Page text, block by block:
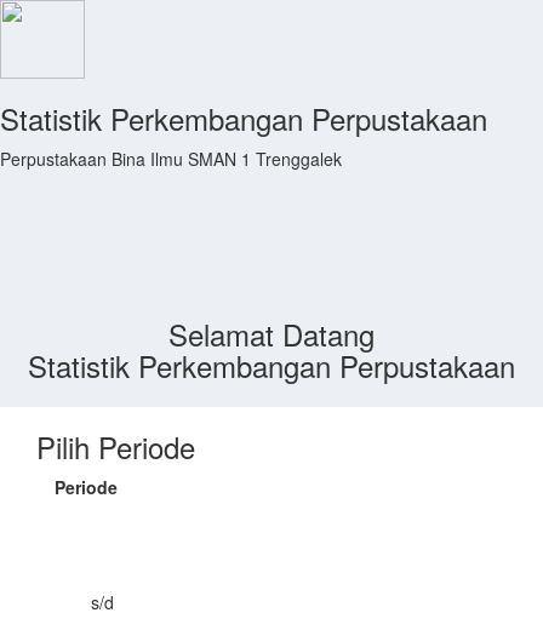
Statistik Perkembangan Perpustakaan
Perpustakaan Bina Ilmu SMAN 1 Trenggalek
Selamat Datang
Statistik Perkembangan Perpustakaan
Pilih Periode
Periode
s/d